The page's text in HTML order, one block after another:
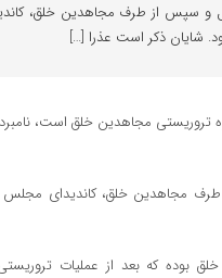
و سپس از طرف مجاهدین خلق،
شایان ذکر است عذرا […]
و سپس از طرف مجاهدین خلق، کاندیدای
بوده که بعد از عملیات